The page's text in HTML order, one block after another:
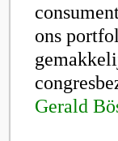
ons
Gerald